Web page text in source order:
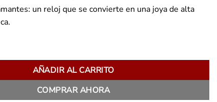
un reloj que se convierte en una joya de alta
cantidad
AÑADIR AL CARRITO
COMPRAR AHORA